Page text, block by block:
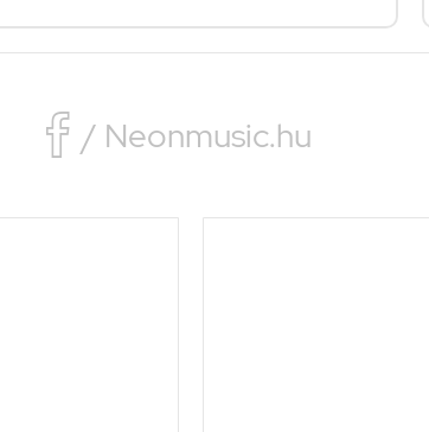
 / Neonmusic.hu